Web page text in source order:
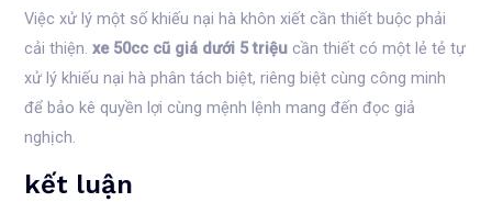
Việc xử lý một số khiếu nại hà khôn xiết cần thiết buộc phải
cải thiện.xe 50cc cũ giá dưới 5 triệu cần thiết có một lẻ tẻ tự
xử lý khiếu nại hà phân tách biệt, riêng biệt cùng công minh
để bảo kê quyền lợi cùng mệnh lệnh mang đến đọc giả
nghịch.
kết luận